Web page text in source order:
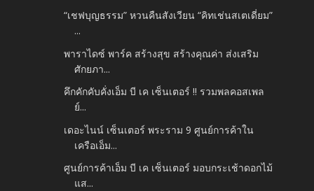
“เชฟบุญธรรม” หวนคืนสังเวียน “คิทเช่นสเตเดี่ยม”
...
พาราไดซ์ พาร์ค สร้างสุข สร้างคุณค่า ส่งเสริม
ศักยภา...
คึกคักคับคั่งเอ็ม บี เค เซ็นเตอร์ !! รวมพลคอสเพล
ย์...
เดอะไนน์ เซ็นเตอร์ พระราม 9 ศูนย์การค้าใน
เครือเอ็ม...
ศูนย์การค้าเอ็ม บี เค เซ็นเตอร์ มอบกระเช้าดอกไม้
แส...